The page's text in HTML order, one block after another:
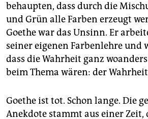
behaupten, dass durch die
und Grün alle Farben erzeugt
Goethe war das Unsinn. Er
seiner eigenen Farbenlehre und
dass die Wahrheit ganz
beim Thema wären: der
Goethe ist tot. Schon lange. Die
Anekdote stammt aus einer Zeit,